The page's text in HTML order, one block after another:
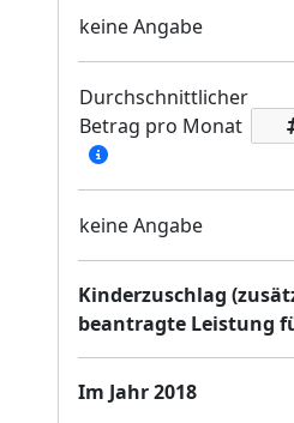
keine Angabe
Durchschnittlicher
Betrag pro Monat
keine Angabe
Kinderzuschlag
beantragte Leistung
Im Jahr 2018